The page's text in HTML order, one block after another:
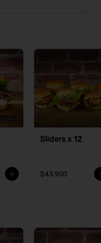
Sliders x 12
$43.900